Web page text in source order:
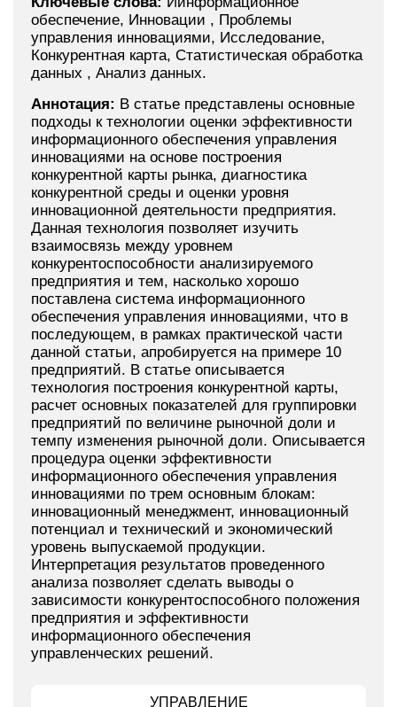
обеспечение, Инновации , Проблемы
управления инновациями, Исследование,
Конкурентная карта, Статистическая обработка
данных , Анализ данных.
Аннотация: В статье представлены основные
подходы к технологии оценки эффективности
информационного обеспечения управления
инновациями на основе построения
конкурентной карты рынка, диагностика
конкурентной среды и оценки уровня
инновационной деятельности предприятия.
Данная технология позволяет изучить
взаимосвязь между уровнем
конкурентоспособности анализируемого
предприятия и тем, насколько хорошо
поставлена система информационного
обеспечения управления инновациями, что в
последующем, в рамках практической части
данной статьи, апробируется на примере 10
предприятий. В статье описывается
технология построения конкурентной карты,
расчет основных показателей для группировки
предприятий по величине рыночной доли и
темпу изменения рыночной доли. Описывается
процедура оценки эффективности
информационного обеспечения управления
инновациями по трем основным блокам:
инновационный менеджмент, инновационный
потенциал и технический и экономический
уровень выпускаемой продукции.
Интерпретация результатов проведенного
анализа позволяет сделать выводы о
зависимости конкурентоспособного положения
предприятия и эффективности
информационного обеспечения
управленческих решений.
УПРАВЛЕНИЕ